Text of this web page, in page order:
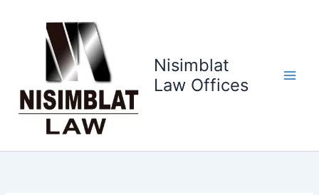
contenido
Nisimblat
Law Offices